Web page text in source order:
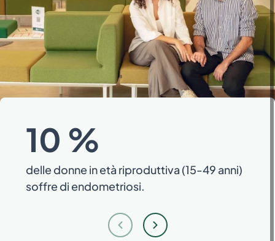
10 %
delle donne in età riproduttiva (15-49 anni)
soffre di endometriosi.